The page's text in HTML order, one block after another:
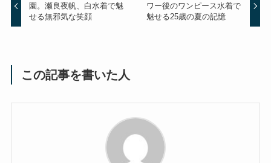
園。瀬良夜帆、白水着で魅
せる無邪気な笑顔
ワー後のワンピース水着で
魅せる25歳の夏の記憶
この記事を書いた人